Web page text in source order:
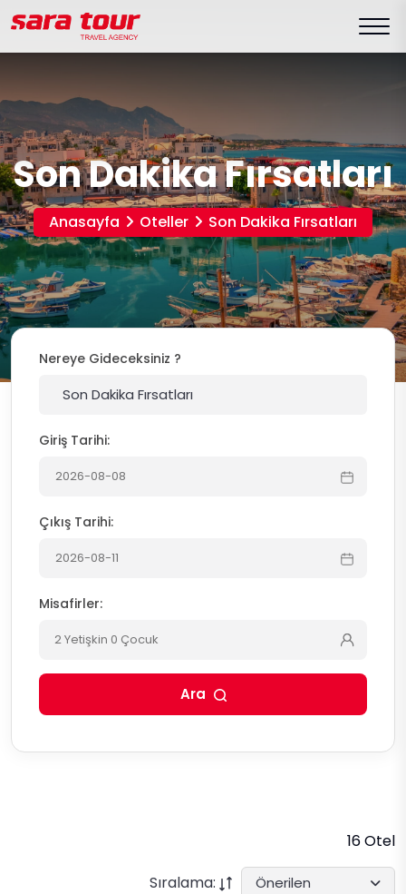
Son Dakika Fırsatları
Anasayfa Oteller Son Dakika Fırsatları
Nereye Gideceksiniz ?
Giriş Tarihi:
Çıkış Tarihi:
Misafirler:
2 Yetişkin 0 Çocuk
Ara
16 Otel
Sıralama:
Önerilen